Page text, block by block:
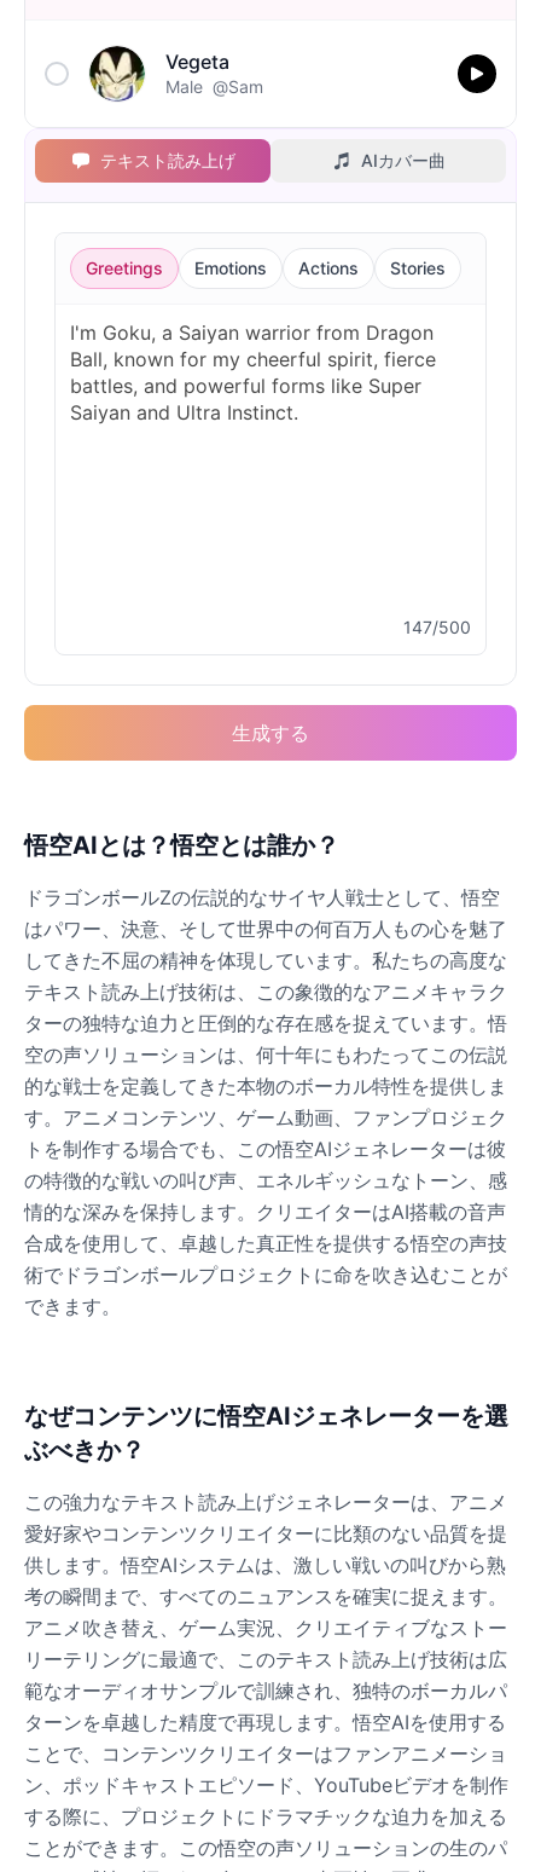
Vegeta
Male @Sam
テキスト読み上げ AIカバー曲
Greetings Emotions Actions Stories
147/500
生成する
悟空AIとは？悟空とは誰か？
ドラゴンボールZの伝説的なサイヤ人戦士として、悟空
はパワー、決意、そして世界中の何百万人もの心を魅了
してきた不屈の精神を体現しています。私たちの高度な
テキスト読み上げ技術は、この象徴的なアニメキャラク
ターの独特な迫力と圧倒的な存在感を捉えています。悟
空の声ソリューションは、何十年にもわたってこの伝説
的な戦士を定義してきた本物のボーカル特性を提供しま
す。アニメコンテンツ、ゲーム動画、ファンプロジェク
トを制作する場合でも、この悟空AIジェネレーターは彼
の特徴的な戦いの叫び声、エネルギッシュなトーン、感
情的な深みを保持します。クリエイターはAI搭載の音声
合成を使用して、卓越した真正性を提供する悟空の声技
術でドラゴンボールプロジェクトに命を吹き込むことが
できます。
なぜコンテンツに悟空AIジェネレーターを選
ぶべきか？
この強力なテキスト読み上げジェネレーターは、アニメ
愛好家やコンテンツクリエイターに比類のない品質を提
供します。悟空AIシステムは、激しい戦いの叫びから熟
考の瞬間まで、すべてのニュアンスを確実に捉えます。
アニメ吹き替え、ゲーム実況、クリエイティブなストー
リーテリングに最適で、このテキスト読み上げ技術は広
範なオーディオサンプルで訓練され、独特のボーカルパ
ターンを卓越した精度で再現します。悟空AIを使用する
ことで、コンテンツクリエイターはファンアニメーショ
ン、ポッドキャストエピソード、YouTubeビデオを制作
する際に、プロジェクトにドラマチックな迫力を加える
ことができます。この悟空の声ソリューションの生のパ